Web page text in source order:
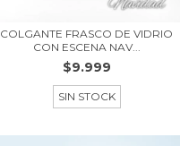
COLGANTE FRASCO DE VIDRIO
CON ESCENA NAV...
$9.999
SIN STOCK